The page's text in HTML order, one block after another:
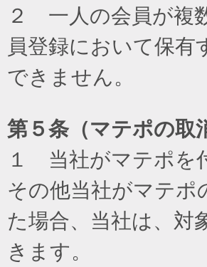
２ 一人の会員が複
員登録において保
できません。
第５条（マテポの取
１ 当社がマテポを
その他当社がマテポ
た場合、当社は、対
きます。